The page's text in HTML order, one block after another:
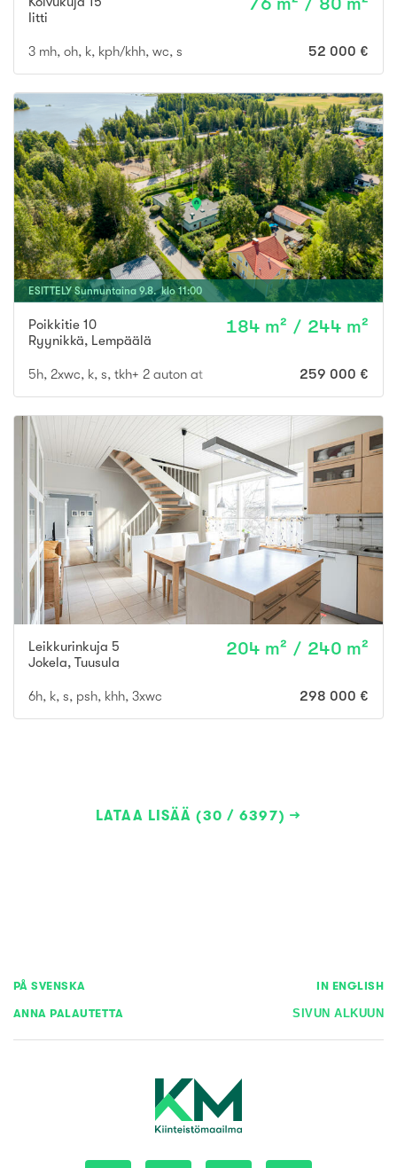
Iitti
76 m² / 80 m²
3 mh, oh, k, kph/khh, wc, s 52 000 €
ESITTELY Sunnuntaina 9.8. klo11:00
Poikkitie 10
Ryynikkä, Lempäälä
184 m² / 244 m²
5h, 2xwc, k, s, tkh+ 2 auton at 259 000 €
Leikkurinkuja 5
Jokela, Tuusula
204 m² / 240 m²
6h, k, s, psh, khh, 3xwc 298 000 €
LATAA LISÄÄ (30 / 6397)
PÅ SVENSKA IN ENGLISH
ANNA PALAUTETTA SIVUN ALKUUN